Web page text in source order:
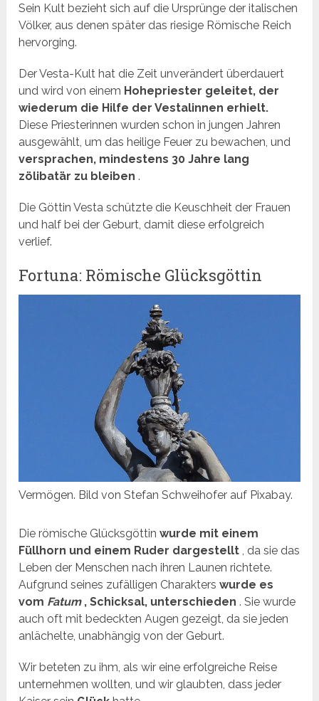
Sein Kult bezieht sich auf die Ursprünge der italischen
Völker, aus denen später das riesige Römische Reich
hervorging.
Der Vesta-Kult hat die Zeit unverändert überdauert
und wird von einem Hohepriester geleitet, der
wiederum die Hilfe der Vestalinnen erhielt.
Diese Priesterinnen wurden schon in jungen Jahren
ausgewählt, um das heilige Feuer zu bewachen, und
versprachen, mindestens 30 Jahre lang
zölibatär zu bleiben .
Die Göttin Vesta schützte die Keuschheit der Frauen
und half bei der Geburt, damit diese erfolgreich
verlief.
Fortuna: Römische Glücksgöttin
Vermögen. Bild von Stefan Schweihofer auf Pixabay.
Die römische Glücksgöttinwurde mit einem
Füllhorn und einem Ruder dargestellt , da sie das
Leben der Menschen nach ihren Launen richtete.
Aufgrund seines zufälligen Charakterswurde es
vom Fatum, Schicksal, unterschieden . Sie wurde
auch oft mit bedeckten Augen gezeigt, da sie jeden
anlächelte, unabhängig von der Geburt.
Wir beteten zu ihm, als wir eine erfolgreiche Reise
unternehmen wollten, und wir glaubten, dass jeder